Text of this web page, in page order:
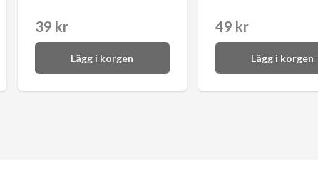
39 kr
Lägg i korgen
49 kr
Lägg i korgen